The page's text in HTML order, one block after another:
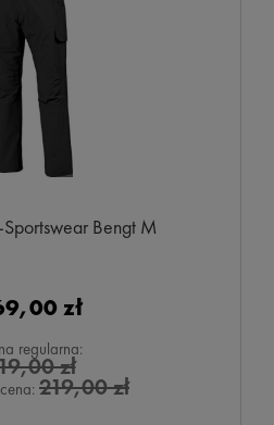
Bengt M
zł
regularna:
zł
219,00 zł